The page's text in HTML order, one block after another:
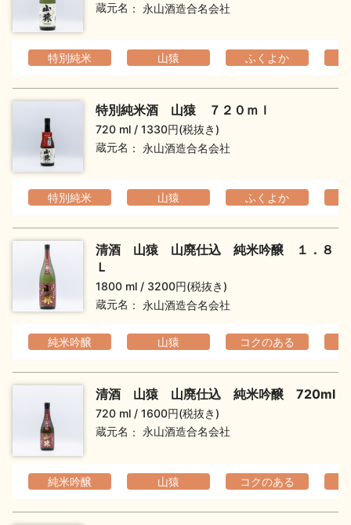
日本酒の楽しみ方特集
季節の商品 イベント情報
地酒蔵元会WEB展示会 地酒蔵元会利酒会
蔵元名
永山酒造合名会社
特別純米 山猿 ふくよか
特別純米酒 山猿 ７２０ｍｌ
720 ml
1330円(税抜き)
蔵元名
永山酒造合名会社
特別純米 山猿 ふくよか
清酒 山猿 山廃仕込 純米吟醸 １．８
Ｌ
1800 ml
3200円(税抜き)
蔵元名
永山酒造合名会社
純米吟醸 山猿 コクのある
清酒 山猿 山廃仕込 純米吟醸 720ml
720 ml
1600円(税抜き)
蔵元名
永山酒造合名会社
純米吟醸 山猿 コクのある